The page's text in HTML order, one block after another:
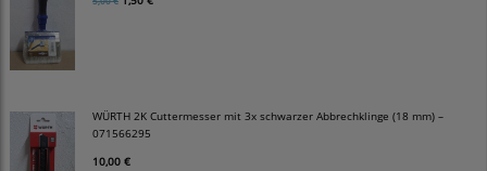
WÜRTH 2K Cuttermesser mit 3x schwarzer Abbrechklinge (18 mm) –
071566295
10,00 €